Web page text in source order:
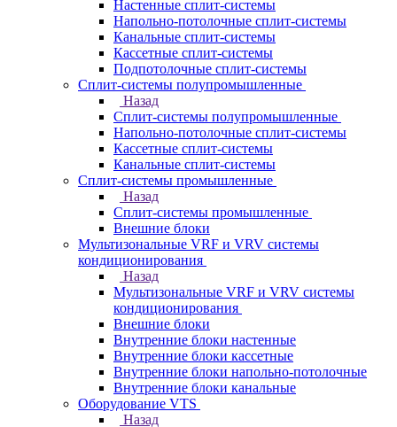
Настенные сплит-системы
Напольно-потолочные сплит-системы
Канальные сплит-системы
Кассетные сплит-системы
Подпотолочные сплит-системы
Сплит-системы полупромышленные
Назад
Сплит-системы полупромышленные
Напольно-потолочные сплит-системы
Кассетные сплит-системы
Канальные сплит-системы
Сплит-системы промышленные
Назад
Сплит-системы промышленные
Внешние блоки
Мультизональные VRF и VRV системы
кондиционирования
Назад
Мультизональные VRF и VRV системы
кондиционирования
Внешние блоки
Внутренние блоки настенные
Внутренние блоки кассетные
Внутренние блоки напольно-потолочные
Внутренние блоки канальные
Оборудование VTS
Назад